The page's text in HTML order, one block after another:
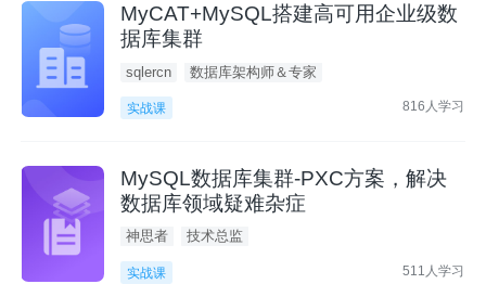
MyCAT+MySQL搭建高可用企业级数
据库集群
sqlercn 数据库架构师＆专家
实战课 816人学习
MySQL数据库集群-PXC方案，解决
数据库领域疑难杂症
神思者 技术总监
实战课 511人学习